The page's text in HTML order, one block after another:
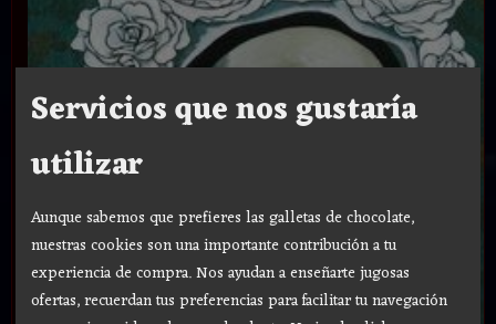
Servicios que nos gustaría
utilizar
Aunque sabemos que prefieres las galletas de chocolate,
nuestras cookies son una importante contribución a tu
experiencia de compra. Nos ayudan a enseñarte jugosas
ofertas, recuerdan tus preferencias para facilitar tu navegación